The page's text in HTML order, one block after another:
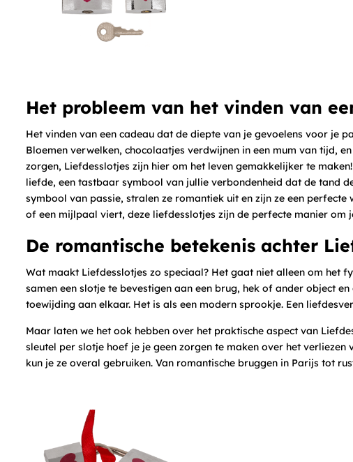
Het probleem van het vinden van
Het vinden van een cadeau dat de diepte van je gevoelens voor je
Bloemen verwelken, chocolaatjes verdwijnen in een mum van tijd,
zorgen, Liefdesslotjes zijn hier om het leven gemakkelijker te
liefde, een tastbaar symbool van jullie verbondenheid dat de tand
symbool van passie, stralen ze romantiek uit en zijn ze een
of een mijlpaal viert, deze liefdesslotjes zijn de perfecte manier om
De romantische betekenis achter
Wat maakt Liefdesslotjes zo speciaal? Het gaat niet alleen om het
samen een slotje te bevestigen aan een brug, hek of ander object
toewijding aan elkaar. Het is als een modern sprookje. Een
Maar laten we het ook hebben over het praktische aspect van
sleutel per slotje hoef je je geen zorgen te maken over het
kun je ze overal gebruiken. Van romantische bruggen in Parijs tot